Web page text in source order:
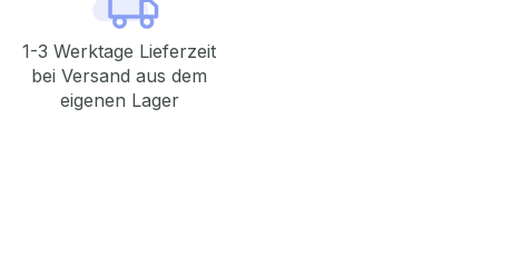
1-3 Werktage Lieferzeit
bei Versand aus dem
eigenen Lager